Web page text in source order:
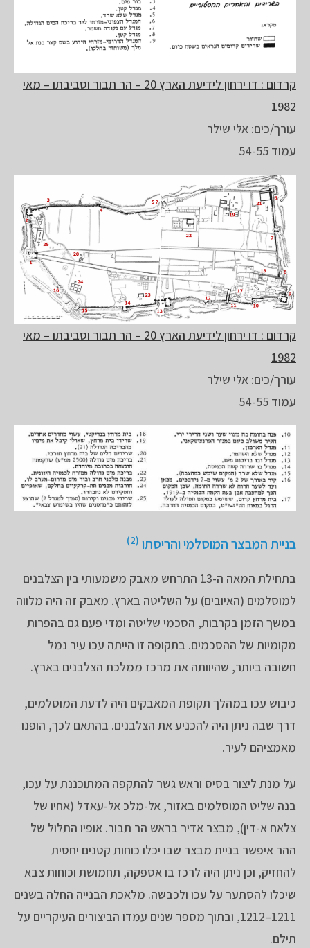
קרדום : דו ירחון לידיעת הארץ 20 – הר תבור וסביבתו – מאי
1982
עורך/כים: אלי שילר
עמוד 54-55
קרדום : דו ירחון לידיעת הארץ 20 – הר תבור וסביבתו – מאי
1982
עורך/כים: אלי שילר
עמוד 54-55
בניית המבצר המוסלמי והריסתו (2)
בתחילת המאה ה-13 התרחש מאבק משמעותי בין הצלבנים
למוסלמים (האיובים) על השליטה בארץ. מאבק זה היה מלווה
במשך הזמן בקרבות, הסכמי שליטה ומדי פעם גם בהפרות
מקומיות של ההסכמים. בתקופה זו הייתה עכו עיר נמל
חשובה ביותר, שהיוותה את מרכז ממלכת הצלבנים בארץ.
כיבוש עכו במהלך תקופת המאבקים היה לדעת המוסלמים,
דרך שבה ניתן היה להכניע את הצלבנים. בהתאם לכך, הופנו
מאמציהם לעיר.
על מנת ליצור בסיס וראש גשר להתקפה המתוכננת על עכו,
בנה שליט המוסלמים באזור, אל-מלכ אל-עאדל (אחיו של
צלאח א-דין), מבצר אדיר בראש הר תבור. אופיו התלול של
ההר איפשר בניית מבצר שבו יכלו כוחות קטנים יחסית
להחזיק, וכן ניתן היה לרכז בו אספקה, תחמושת וכוחות צבא
שיכלו להסתער על עכו ולכבשה. מלאכת הבנייה החלה בשנים
1211–1212, ובתוך מספר שנים עמדו הביצורים העיקריים על
תילם.